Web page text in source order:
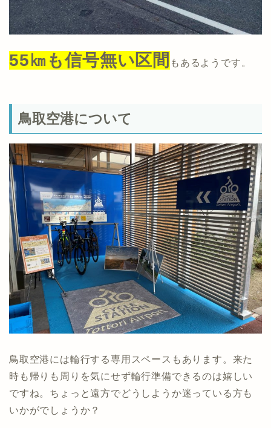
55㎞も信号無い区間 もあるようです。
鳥取空港について
鳥取空港には輪行する専用スペースもあります。来た
時も帰りも周りを気にせず輪行準備できるのは嬉しい
ですね。ちょっと遠方でどうしようか迷っている方も
いかがでしょうか？